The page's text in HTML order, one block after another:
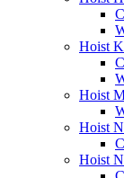
Hoist
Hoist
Hoist
Hoist